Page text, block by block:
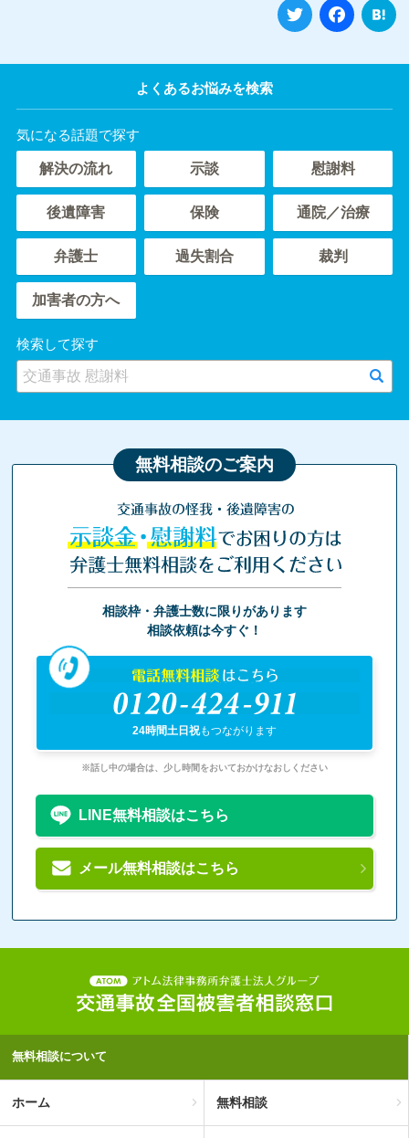
よくあるお悩みを検索
気になる話題で探す
解決の流れ 示談 慰謝料
後遺障害 保険 通院／治療
弁護士 過失割合 裁判
加害者の方へ
検索して探す
無料相談のご案内
交通事故の怪我・後遺障害の
示談金・慰謝料でお困りの方は
弁護士無料相談をご利用ください
相談枠・弁護士数に限りがあります
相談依頼は今すぐ！
電話無料相談はこちら
0120-424-911
24時間土日祝もつながります
※話し中の場合は、少し時間をおいておかけなおしください
LINE無料相談はこちら
メール無料相談はこちら
無料相談について
ホーム 無料相談